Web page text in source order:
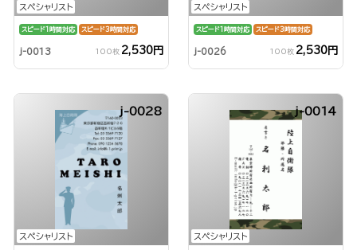
スペシャリスト
スピード1時間対応 スピード3時間対応
j-0013 100枚 2,530円
スペシャリスト
スピード1時間対応 スピード3時間対応
j-0026 100枚 2,530円
スペシャリスト
j-0028
スペシャリスト
j-0014